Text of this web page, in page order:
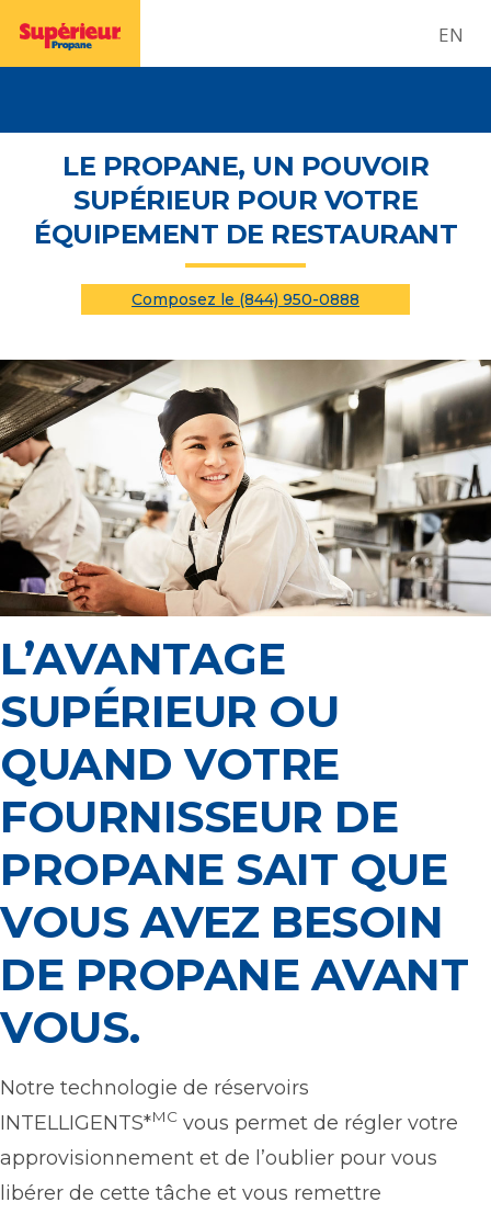
EN
LE PROPANE, UN POUVOIR
SUPÉRIEUR POUR VOTRE
ÉQUIPEMENT DE RESTAURANT
Composez le (844) 950-0888
L’AVANTAGE
SUPÉRIEUR OU
QUAND VOTRE
FOURNISSEUR DE
PROPANE SAIT QUE
VOUS AVEZ BESOIN
DE PROPANE AVANT
VOUS.
Notre technologie de réservoirs
INTELLIGENTS*MC vous permet de régler votre
approvisionnement et de l’oublier pour vous
libérer de cette tâche et vous remettre